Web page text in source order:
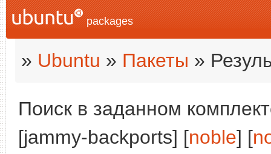
packages
» Ubuntu » Пакеты »
Поиск в заданном
[jammy-backports] [noble] [